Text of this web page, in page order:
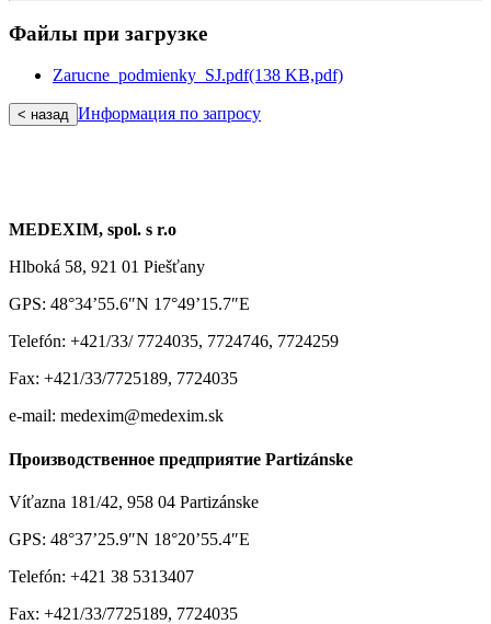
Файлы при загрузке
Zarucne_podmienky_SJ.pdf(138 KB,pdf)
< назад Информация по запросу
MEDEXIM, spol. s r.o
Hlboká 58, 921 01 Piešťany
GPS: 48°34’55.6″N 17°49’15.7″E
Telefón: +421/33/ 7724035, 7724746, 7724259
Fax: +421/33/7725189, 7724035
e-mail: medexim@medexim.sk
Производственное предприятие Partizánske
Víťazna 181/42, 958 04 Partizánske
GPS: 48°37’25.9″N 18°20’55.4″E
Telefón: +421 38 5313407
Fax: +421/33/7725189, 7724035